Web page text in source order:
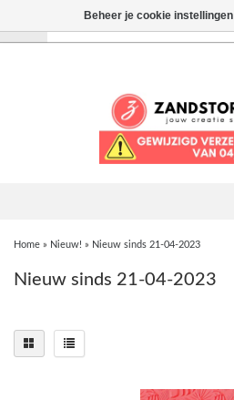
Home » Nieuw! » Nieuw sinds 21-04-2023
Nieuw sinds 21-04-2023
Beheer je cookie instellingen